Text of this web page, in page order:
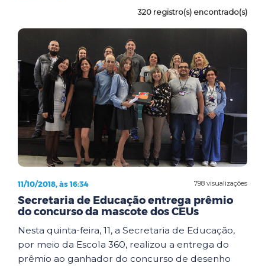
320 registro(s) encontrado(s)
798 visualizações
11/10/2018, às 16:34
Secretaria de Educação entrega prêmio
do concurso da mascote dos CEUs
Nesta quinta-feira, 11, a Secretaria de Educação,
por meio da Escola 360, realizou a entrega do
prêmio ao ganhador do concurso de desenho